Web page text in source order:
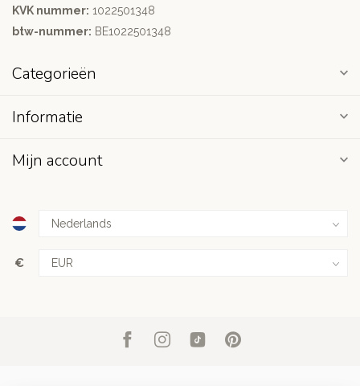
KVK nummer: 1022501348
btw-nummer: BE1022501348
Categorieën
Informatie
Mijn account
€